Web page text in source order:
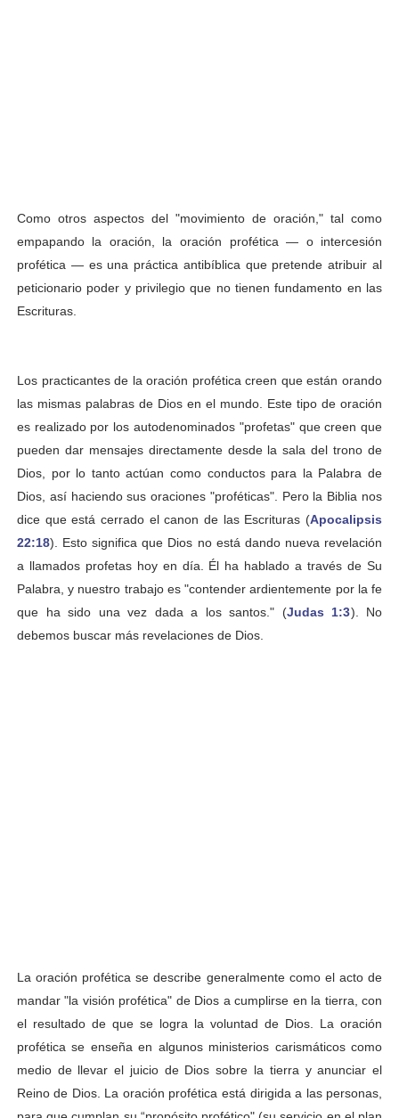
Como otros aspectos del "movimiento de oración," tal como
empapando la oración, la oración profética — o intercesión
profética — es una práctica antibíblica que pretende atribuir al
peticionario poder y privilegio que no tienen fundamento en las
Escrituras.
Los practicantes de la oración profética creen que están orando
las mismas palabras de Dios en el mundo. Este tipo de oración
es realizado por los autodenominados "profetas" que creen que
pueden dar mensajes directamente desde la sala del trono de
Dios, por lo tanto actúan como conductos para la Palabra de
Dios, así haciendo sus oraciones "proféticas". Pero la Biblia nos
dice que está cerrado el canon de las Escrituras (Apocalipsis
22:18). Esto significa que Dios no está dando nueva revelación
a llamados profetas hoy en día. Él ha hablado a través de Su
Palabra, y nuestro trabajo es "contender ardientemente por la fe
que ha sido una vez dada a los santos." (Judas 1:3). No
debemos buscar más revelaciones de Dios.
La oración profética se describe generalmente como el acto de
mandar "la visión profética" de Dios a cumplirse en la tierra, con
el resultado de que se logra la voluntad de Dios. La oración
profética se enseña en algunos ministerios carismáticos como
medio de llevar el juicio de Dios sobre la tierra y anunciar el
Reino de Dios. La oración profética está dirigida a las personas,